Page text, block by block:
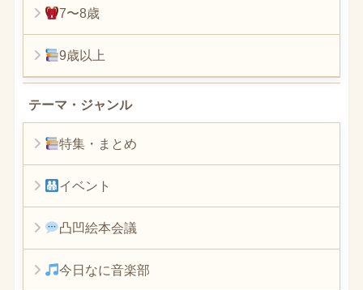
7〜8歳
9歳以上
テーマ・ジャンル
特集・まとめ
イベント
凸凹絵本会議
今日なに音楽部